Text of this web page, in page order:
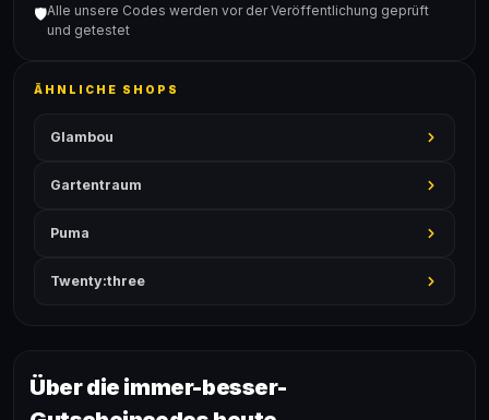
🛡️Alle unsere Codes werden vor der Veröffentlichung geprüft
und getestet
ÄHNLICHE SHOPS
Glambou
Gartentraum
Puma
Twenty:three
Über die immer-besser-